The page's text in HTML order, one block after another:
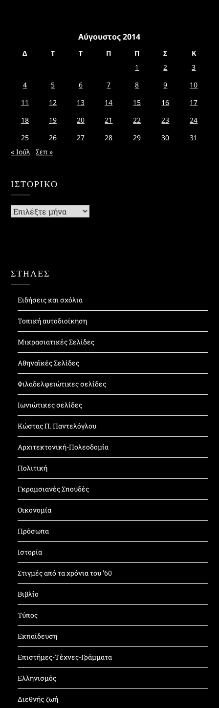
Αύγουστος 2014
Δ Τ Τ Π Π Σ
Κ
1
2
3
4
5 6 7 8 9
10
11
12 13 14 15 16
17
18
19 20 21 22 23
24
25
26 27 28 29 30
31
« Ιούλ
Σεπ »
ΙΣΤΟΡΙΚΌ
Ιστορικό
ΣΤΗΛΕΣ
Ειδήσεις και σχόλια
Τοπική αυτοδιοίκηση
Μικρασιατικές Σελίδες
Αθηναϊκές Σελίδες
Φιλαδελφειώτικες σελίδες
Ιωνιώτικες σελίδες
Κώστας Π. Παντελόγλου
Αρχιτεκτονική-Πολεοδομία
Πολιτική
Γκραμσιανές Σπουδές
Οικονομία
Πρόσωπα
Ιστορία
Στιγμές από τα χρόνια του ’60
Βιβλίο
Τύπος
Εκπαίδευση
Επιστήμες-Τέχνες-Γράμματα
Ελληνισμός
Διεθνής ζωή